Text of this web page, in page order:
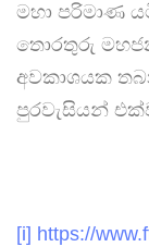
මහා පරිමාණ
තොරතුරු
අවකාශයක
පුරවැසියන්
[i] https://